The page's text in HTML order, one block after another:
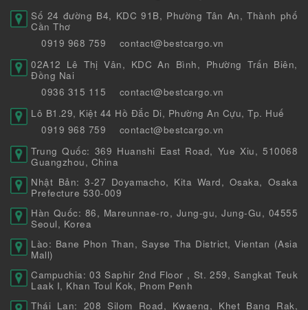
Số 24 đường B4, KDC 91B, Phường Tân An, Thành phố
Cần Thơ
0919 968 759
contact@bestcargo.vn
02A12 Lê Thị Vân, KDC An Bình, Phường Trấn Biên,
Đồng Nai
0936 315 115
contact@bestcargo.vn
Lô B1.29, Kiệt 44 Hồ Đắc Di, Phường An Cựu, Tp. Huế
0919 968 759
contact@bestcargo.vn
Trung Quốc: 369 Huanshi East Road, Yue Xiu, 510068
Guangzhou, China
Nhật Bản: 3-27 Doyamacho, Kita Ward, Osaka, Osaka
Prefecture 530-009
Hàn Quốc: 86, Mareunnae-ro, Jung-gu, Jung-Gu, 04555
Seoul, Korea
Lào: Bane Phon Than, Sayse Tha District, Vientan (Asia
Mall)
Campuchia: 03 Saphir 2nd Floor , St. 259, Sangkat Teuk
Laak I, Khan Toul Kok, Pnom Penh
Thái Lan: 208 Silom Road, Kwaeng, Khet Bang Rak,